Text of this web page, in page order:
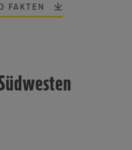
FAKTEN